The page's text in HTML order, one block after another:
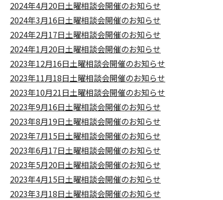
2024年4月20日土曜相談会開催のお知らせ
2024年3月16日土曜相談会開催のお知らせ
2024年2月17日土曜相談会開催のお知らせ
2024年1月20日土曜相談会開催のお知らせ
2023年12月16日土曜相談会開催のお知らせ
2023年11月18日土曜相談会開催のお知らせ
2023年10月21日土曜相談会開催のお知らせ
2023年9月16日土曜相談会開催のお知らせ
2023年8月19日土曜相談会開催のお知らせ
2023年7月15日土曜相談会開催のお知らせ
2023年6月17日土曜相談会開催のお知らせ
2023年5月20日土曜相談会開催のお知らせ
2023年4月15日土曜相談会開催のお知らせ
2023年3月18日土曜相談会開催のお知らせ